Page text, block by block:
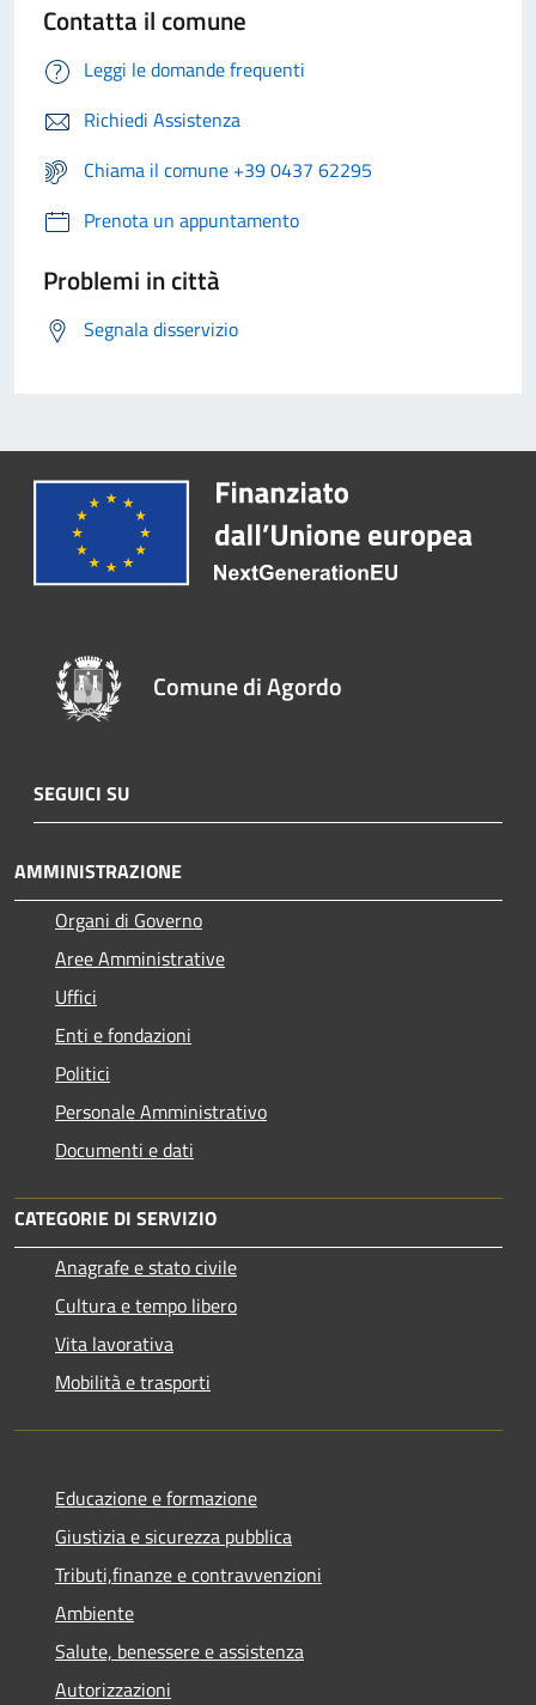
Contatta il comune
Leggi le domande frequenti
Richiedi Assistenza
Chiama il comune +39 0437 62295
Prenota un appuntamento
Problemi in città
Segnala disservizio
Comune di Agordo
SEGUICI SU
AMMINISTRAZIONE
Organi di Governo
Aree Amministrative
Uffici
Enti e fondazioni
Politici
Personale Amministrativo
Documenti e dati
CATEGORIE DI SERVIZIO
Anagrafe e stato civile
Cultura e tempo libero
Vita lavorativa
Mobilità e trasporti
Educazione e formazione
Giustizia e sicurezza pubblica
Tributi,finanze e contravvenzioni
Ambiente
Salute, benessere e assistenza
Autorizzazioni